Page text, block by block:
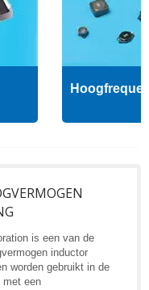
is een van de
inductor
worden gebruikt in de
met een